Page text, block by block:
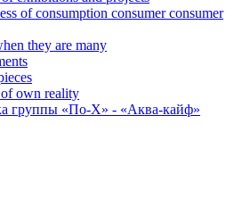
of consumption consumer consumer
they are many
own reality
группы «По-Х» - «Аква-кайф»